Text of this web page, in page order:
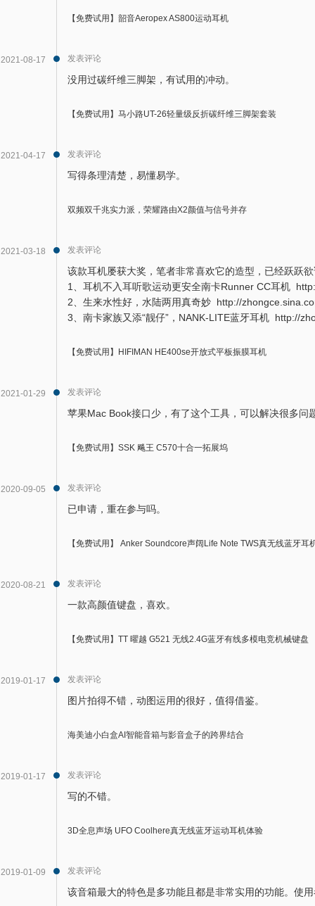
【免费试用】韶音Aeropex AS800运动耳机
2021-08-17 发表评论
没用过碳纤维三脚架，有试用的冲动。
【免费试用】马小路UT-26轻量级反折碳纤维三脚架套装
2021-04-17 发表评论
写得条理清楚，易懂易学。
双频双千兆实力派，荣耀路由X2颜值与信号并存
2021-03-18 发表评论
该款耳机屡获大奖，笔者非常喜欢它的造型，已经跃跃
1、耳机不入耳听歌运动更安全南卡Runner CC耳机
2、生来水性好，水陆两用真奇妙 http://
3、南卡家族又添“靓仔”，NANK-LITE蓝牙耳机 http://
【免费试用】HIFIMAN HE400se开放式平板振膜耳机
2021-01-29 发表评论
苹果Mac Book接口少，有了这个工具，可以解决很多问
【免费试用】SSK 飚王 C570十合一拓展坞
2020-09-05 发表评论
已申请，重在参与吗。
【免费试用】 Anker Soundcore声阔Life Note TWS真无线蓝牙耳
2020-08-21 发表评论
一款高颜值键盘，喜欢。
【免费试用】TT 曜越 G521 无线2.4G蓝牙有线多模电竞机械键盘
2019-01-17 发表评论
图片拍得不错，动图运用的很好，值得借鉴。
海美迪小白盒AI智能音箱与影音盒子的跨界结合
2019-01-17 发表评论
写的不错。
3D全息声场 UFO Coolhere真无线蓝牙运动耳机体验
2019-01-09 发表评论
该音箱最大的特色是多功能且都是非常实用的功能。